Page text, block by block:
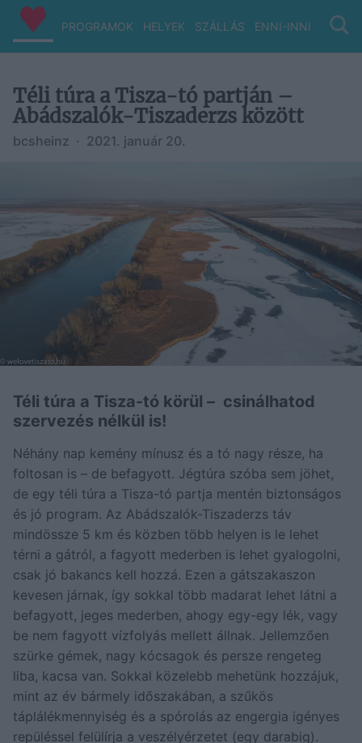
PROGRAMOK HELYEK SZÁLLÁS ENNI-INNI VIZ/
Téli túra a Tisza-tó partján –
Abádszalók-Tiszaderzs között
bcsheinz · 2021. január 20.
Téli túra a Tisza-tó körül – csinálhatod
szervezés nélkül is!
Néhány nap kemény mínusz és a tó nagy része, ha
foltosan is – de befagyott. Jégtúra szóba sem jöhet,
de egy téli túra a Tisza-tó partja mentén biztonságos
és jó program. Az Abádszalók-Tiszaderzs táv
mindössze 5 km és közben több helyen is le lehet
térni a gátról, a fagyott mederben is lehet gyalogolni,
csak jó bakancs kell hozzá. Ezen a gátszakaszon
kevesen járnak, így sokkal több madarat lehet látni a
befagyott, jeges mederben, ahogy egy-egy lék, vagy
be nem fagyott vízfolyás mellett állnak. Jellemzően
szürke gémek, nagy kócsagok és persze rengeteg
liba, kacsa van. Sokkal közelebb mehetünk hozzájuk,
mint az év bármely időszakában, a szűkös
táplálékmennyiség és a spórolás az engergia igényes
repüléssel felülírja a veszélyérzetet (egy darabig).